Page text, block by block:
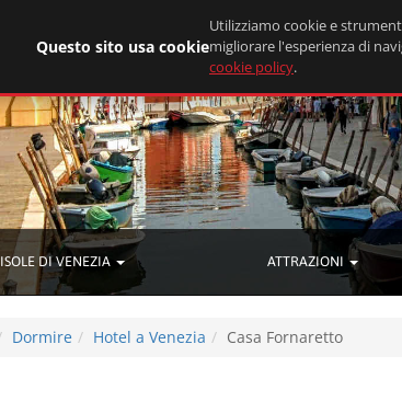
ISOLE DI VENEZIA ATTRAZIONI
Dormire Hotel a Venezia Casa Fornaretto
Questo sito usa cookie
Utilizziamo cookie e
migliorare l'esperienza di
cookie policy.